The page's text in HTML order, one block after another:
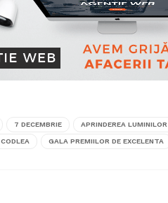
7 DECEMBRIE APRINDEREA LUMINILOR
CODLEA GALA PREMIILOR DE EXCELENTA